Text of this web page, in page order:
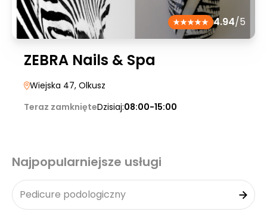
4.94/5
ZEBRA Nails & Spa
Wiejska 47, Olkusz
Teraz zamknięteDzisiaj:08:00-15:00
Najpopularniejsze usługi
Pedicure podologiczny